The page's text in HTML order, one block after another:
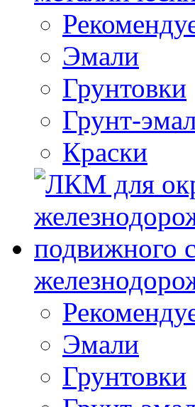
Эмали
Грунтовки
Грунт-
Краски
Эмали
Грунтовки